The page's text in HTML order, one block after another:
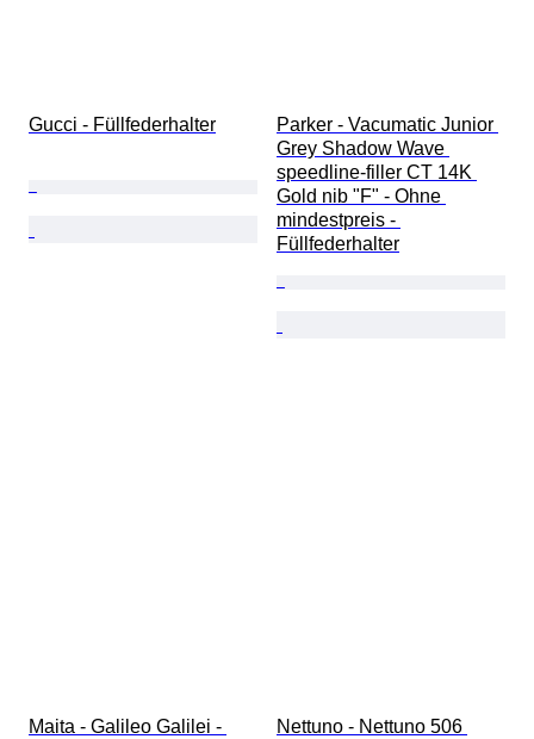
Gucci - Füllfederhalter
Parker - Vacumatic Junior
Grey Shadow Wave
speedline-filler CT 14K
Gold nib "F" - Ohne
mindestpreis -
Füllfederhalter
Maita - Galileo Galilei -
Nettuno - Nettuno 506